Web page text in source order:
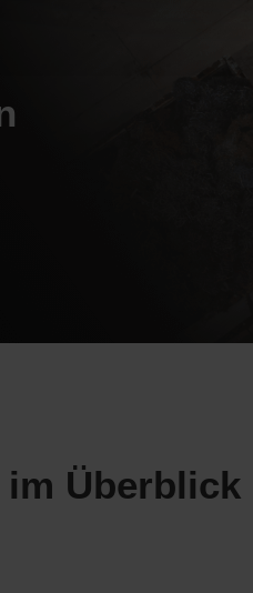
Überblick